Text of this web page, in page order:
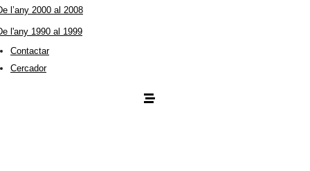
l’any 2000 al 2008
l'any 1990 al 1999
Contactar
Cercador